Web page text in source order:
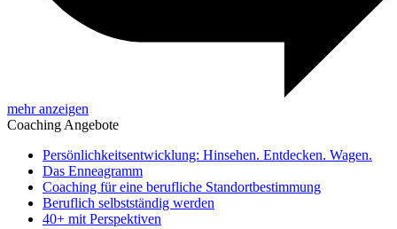
mehr anzeigen
Coaching Angebote
Persönlichkeitsentwicklung: Hinsehen. Entdecken. Wagen.
Das Enneagramm
Coaching für eine berufliche Standortbestimmung
Beruflich selbstständig werden
40+ mit Perspektiven